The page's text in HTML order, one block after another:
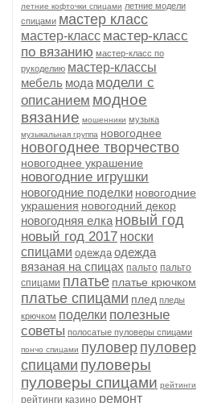
летние кофточки спицами летние модели
спицами мастер класс
мастер-класс мастер-класс
по вязанию мастер-класс по
рукоделию мастер-классы
мебель мода модели с
описанием модное
вязание мошенники музыка
музыкальная группа новогоднее
новогоднее творчество
новогоднее украшение
новогодние игрушки
новогодние поделки новогодние
украшения новогодний декор
новогодняя елка новый год
новый год 2017 носки
спицами одежда одежда
вязаная на спицах пальто пальто
спицами платье платье крючком
платье спицами плед пледы
крючком поделки полезные
советы полосатые пуловеры спицами
пончо спицами пуловер пуловер
спицами пуловеры
пуловеры спицами рейтинги
рейтинги казино ремонт